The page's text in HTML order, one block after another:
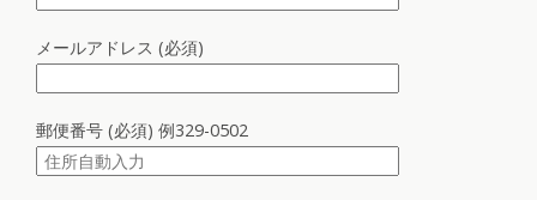
メールアドレス (必須)
郵便番号 (必須) 例329-0502